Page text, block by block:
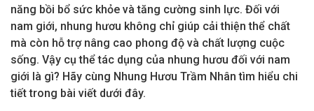
năng bồi bổ sức khỏe và tăng cường sinh lực. Đối với
nam giới, nhung hươu không chỉ giúp cải thiện thể chất
mà còn hỗ trợ nâng cao phong độ và chất lượng cuộc
sống. Vậy cụ thể tác dụng của nhung hươu đối với nam
giới là gì? Hãy cùng Nhung Hươu Trầm Nhân tìm hiểu chi
tiết trong bài viết dưới đây.